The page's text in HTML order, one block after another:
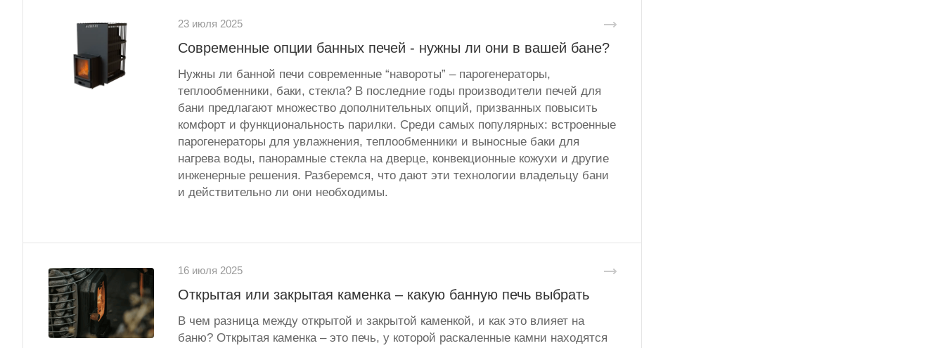
23 июля 2025
Современные опции банных печей - нужны ли они в вашей бане?
Нужны ли банной печи современные “навороты” – парогенераторы,
теплообменники, баки, стекла? В последние годы производители печей для
бани предлагают множество дополнительных опций, призванных повысить
комфорт и функциональность парилки. Среди самых популярных: встроенные
парогенераторы для увлажнения, теплообменники и выносные баки для
нагрева воды, панорамные стекла на дверце, конвекционные кожухи и другие
инженерные решения. Разберемся, что дают эти технологии владельцу бани
и действительно ли они необходимы.
16 июля 2025
Открытая или закрытая каменка – какую банную печь выбрать
В чем разница между открытой и закрытой каменкой, и как это влияет на
баню? Открытая каменка – это печь, у которой раскаленные камни находятся